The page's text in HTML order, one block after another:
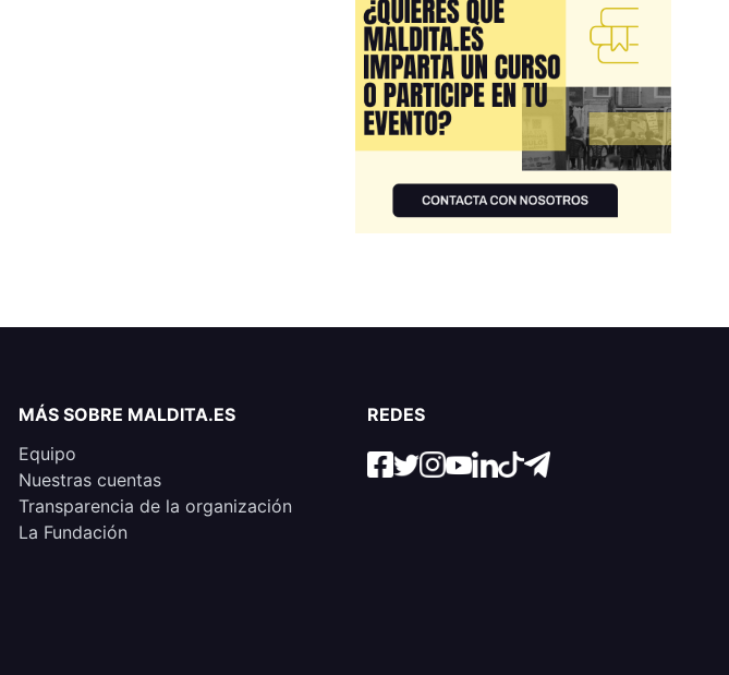
MÁS SOBRE MALDITA.ES
Equipo
Nuestras cuentas
Transparencia de la organización
La Fundación
REDES